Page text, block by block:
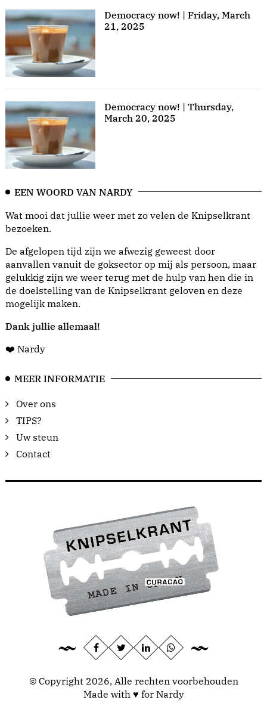
Democracy now! | Friday, March
21, 2025
Democracy now! | Thursday,
March 20, 2025
EEN WOORD VAN NARDY
Wat mooi dat jullie weer met zo velen de Knipselkrant
bezoeken.
De afgelopen tijd zijn we afwezig geweest door
aanvallen vanuit de goksector op mij als persoon, maar
gelukkig zijn we weer terug met de hulp van hen die in
de doelstelling van de Knipselkrant geloven en deze
mogelijk maken.
Dank jullie allemaal!
❤️ Nardy
MEER INFORMATIE
Over ons
TIPS?
Uw steun
Contact
© Copyright 2026, Alle rechten voorbehouden
Made with ♥ for Nardy